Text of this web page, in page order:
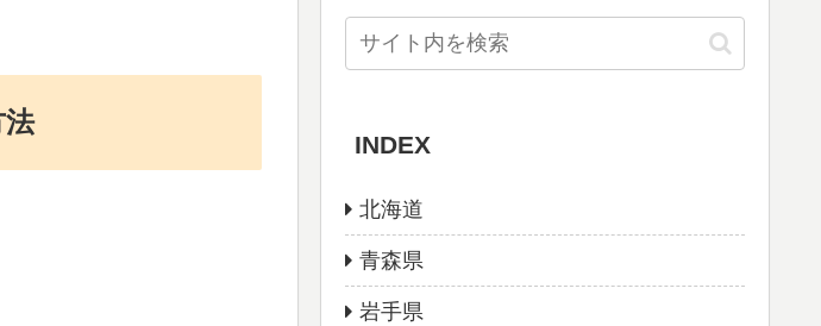
INDEX
北海道
青森県
岩手県